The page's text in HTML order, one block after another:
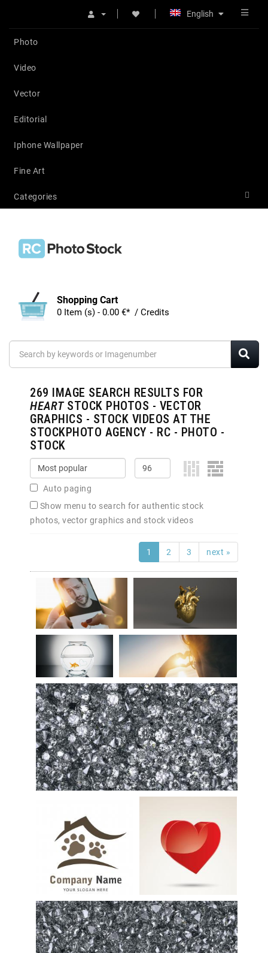
English
Photo
Video
Vector
Editorial
Iphone Wallpaper
Fine Art
Categories
Shopping Cart
0 Item (s) - 0.00 €* / Credits
269 IMAGE SEARCH RESULTS FOR
HEARTSTOCK PHOTOS - VECTOR
GRAPHICS - STOCK VIDEOS AT THE
STOCKPHOTO AGENCY - RC - PHOTO -
STOCK
Auto paging
Show menu to search for authentic stock
photos, vector graphics and stock videos
1 2 3 next »